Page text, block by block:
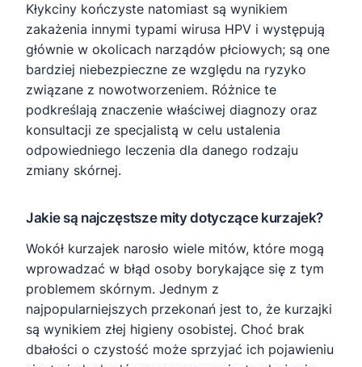
Kłykciny kończyste natomiast są wynikiem
zakażenia innymi typami wirusa HPV i występują
głównie w okolicach narządów płciowych; są one
bardziej niebezpieczne ze względu na ryzyko
związane z nowotworzeniem. Różnice te
podkreślają znaczenie właściwej diagnozy oraz
konsultacji ze specjalistą w celu ustalenia
odpowiedniego leczenia dla danego rodzaju
zmiany skórnej.
Jakie są najczęstsze mity dotyczące kurzajek?
Wokół kurzajek narosło wiele mitów, które mogą
wprowadzać w błąd osoby borykające się z tym
problemem skórnym. Jednym z
najpopularniejszych przekonań jest to, że kurzajki
są wynikiem złej higieny osobistej. Choć brak
dbałości o czystość może sprzyjać ich pojawieniu